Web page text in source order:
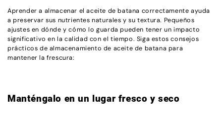
Aprender a almacenar el aceite de batana correctamente ayuda
a preservar sus nutrientes naturales y su textura. Pequeños
ajustes en dónde y cómo lo guarda pueden tener un impacto
significativo en la calidad con el tiempo. Siga estos consejos
prácticos de almacenamiento de aceite de batana para
mantener la frescura:
Manténgalo en un lugar fresco y seco